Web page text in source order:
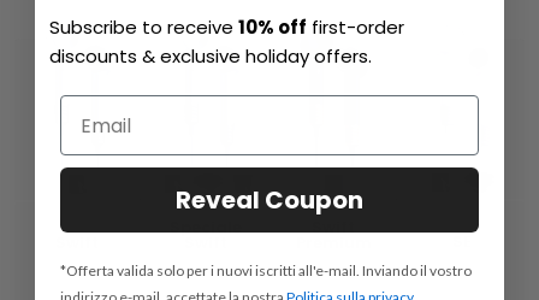
Subscribe to receive10% off first-order
discounts & exclusive holiday offers.
Reveal Coupon
*Offerta valida solo per i nuovi iscritti all'e-mail. Inviando il vostro